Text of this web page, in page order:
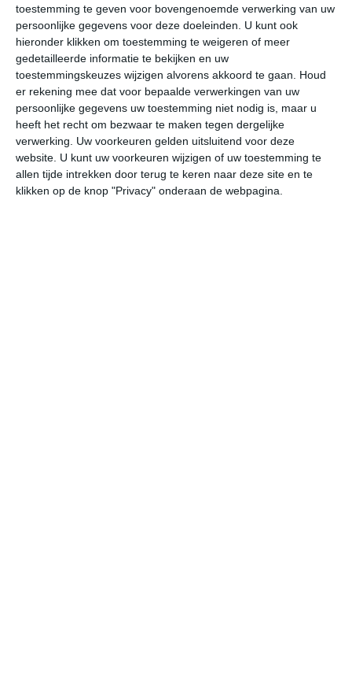
toestemming te geven voor bovengenoemde verwerking van uw
persoonlijke gegevens voor deze doeleinden. U kunt ook
hieronder klikken om toestemming te weigeren of meer
gedetailleerde informatie te bekijken en uw
toestemmingskeuzes wijzigen alvorens akkoord te gaan. Houd
er rekening mee dat voor bepaalde verwerkingen van uw
persoonlijke gegevens uw toestemming niet nodig is, maar u
heeft het recht om bezwaar te maken tegen dergelijke
verwerking. Uw voorkeuren gelden uitsluitend voor deze
website. U kunt uw voorkeuren wijzigen of uw toestemming te
allen tijde intrekken door terug te keren naar deze site en te
klikken op de knop "Privacy" onderaan de webpagina.
32° 14° 20° 8° 27° 4° 17° 5° 11°
22°C 30°C 32°C
11:00 14:00 17:00 20:00 23:00
11:00 14:00 17:00 20:00 23:00